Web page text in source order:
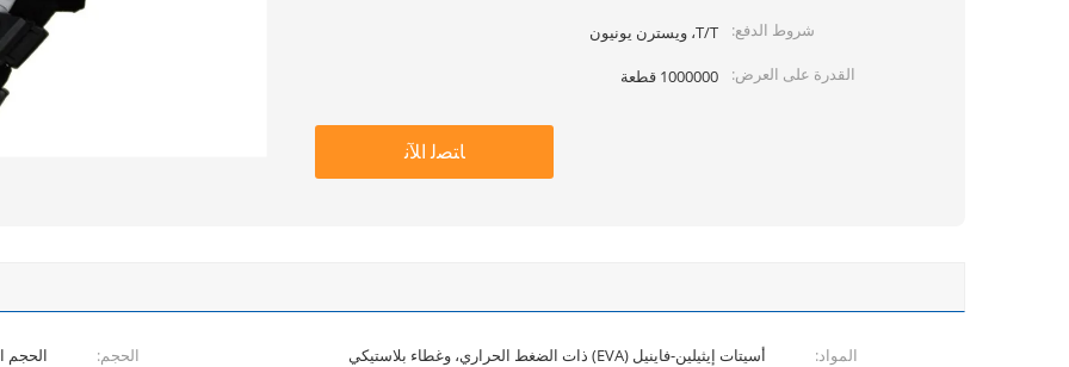
شروط الدفع:
T/T، ويسترن يونيون
القدرة على العرض:
1000000 قطعة
ﺎﺘﺼﻟ ﺍﻶﻧ
المواد:
أسيتات إيثيلين-فاينيل (EVA) ذات الضغط الحراري، وغطاء بلاستيكي
الحجم: الحجم